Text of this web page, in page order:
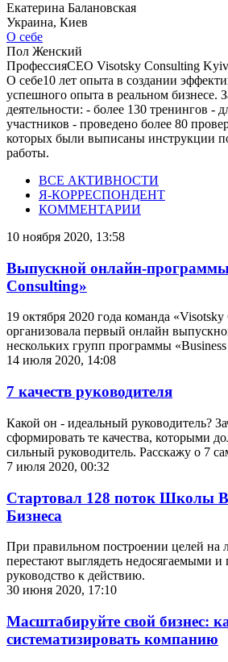
Екатерина Балановская
Украина, Киев
О себе
Пол Женский
ПрофессияСEO Visotsky Consulting Kyiv
О себе10 лет опыта в создании
успешного опыта в реальном бизнесе.
деятельности: - более 130 тренингов -
участников - проведено более 80
которых были выписаны инструкции
работы.
ВСЕ АКТИВНОСТИ
Я-КОРРЕСПОНДЕНТ
КОММЕНТАРИИ
10 ноября 2020, 13:58
Выпускной онлайн-
Consulting»
19 октября 2020 года команда
организовала первый онлайн
нескольких групп программы
14 июля 2020, 14:08
7 качеств руководителя
Какой он - идеальный руководитель?
сформировать те качества, которыми
сильный руководитель. Расскажу о 7
7 июля 2020, 00:32
Стартовал 128 поток Школы
Бизнеса
При правильном построении целей на
перестают выглядеть недосягаемыми и
руководство к действию.
30 июня 2020, 17:10
Масштабируйте свой бизнес:
систематизировать компанию